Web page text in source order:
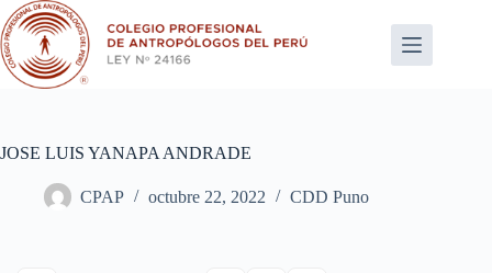
Saltar
al
contenido
JOSE LUIS YANAPA ANDRADE
CPAP octubre 22, 2022 CDD Puno